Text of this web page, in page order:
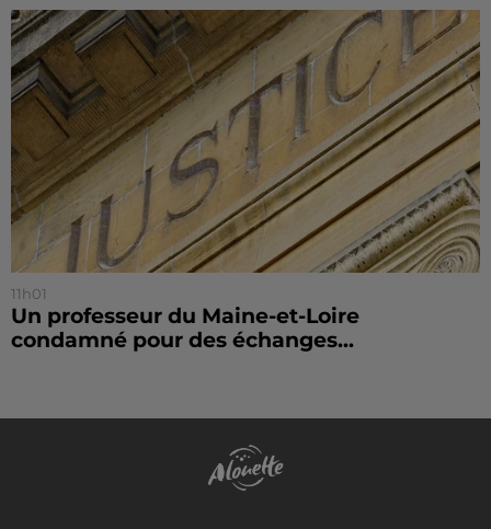
11h01
Un professeur du Maine-et-Loire
condamné pour des échanges...